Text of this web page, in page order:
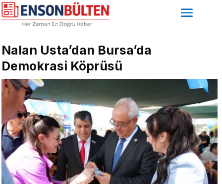
Nalan Usta’dan Bursa’da
Demokrasi Köprüsü